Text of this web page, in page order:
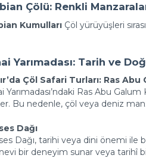
Çölü: Renkli
Kumulları Çöl yürüyüşleri
Yarımadası: Tarih ve
Çöl Safari Turları: Ras
Yarımadası’ndaki Ras Abu
Bu nedenle, çöl veya deniz
Dağı
Dağı, tarihi veya dini önemi ile
bir deneyim sunar veya tarihî